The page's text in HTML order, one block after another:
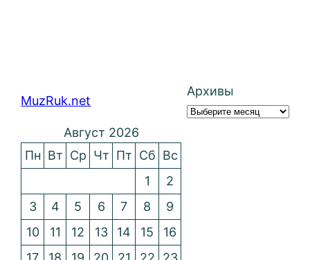
MuzRuk.net
Архивы
Август 2026
Пн Вт Ср Чт Пт Сб Вс
1
2
3
4 5 6 7 8
9
10
11 12 13 14 15
16